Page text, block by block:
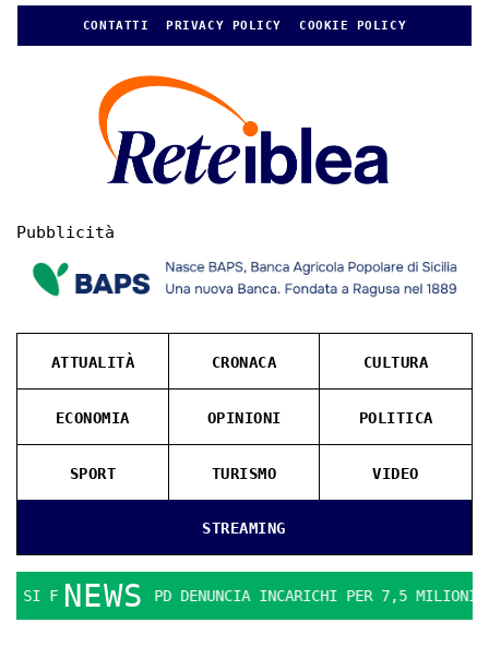
CONTATTI PRIVACY POLICY COOKIE POLICY
Pubblicità
STREAMING
ATTUALITÀ CRONACA CULTURA
ECONOMIA OPINIONI POLITICA
SPORT TURISMO VIDEO
NEWS
IL PD DENUNCIA INCARICHI PER 7,5 MILIONI LA ERGON